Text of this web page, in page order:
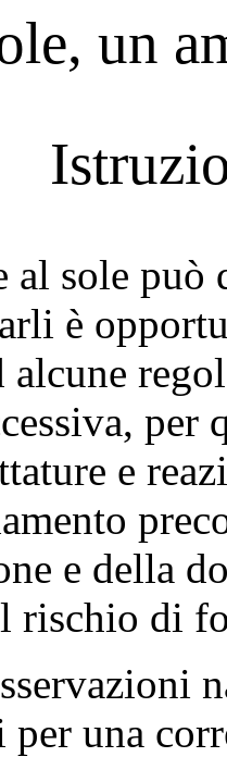
un
al sole
è
alcune
per
e
e della
rischio di
una